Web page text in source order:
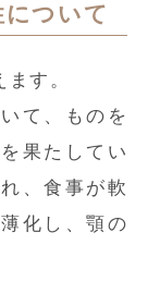
ついて
す。
て、ものを
果たしてい
、食事が軟
化し、顎の